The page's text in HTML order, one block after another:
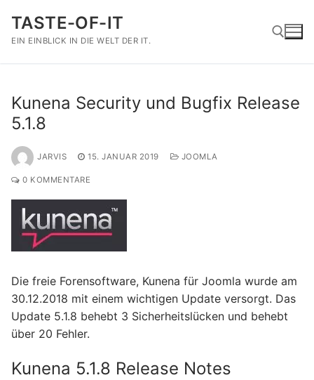
Inhalt
springen
TASTE-OF-IT
EIN EINBLICK IN DIE WELT DER IT.
Kunena Security und Bugfix Release
5.1.8
JARVIS 15. JANUAR 2019 JOOMLA
0 KOMMENTARE
Die freie Forensoftware, Kunena für Joomla wurde am
30.12.2018 mit einem wichtigen Update versorgt. Das
Update 5.1.8 behebt 3 Sicherheitslücken und behebt
über 20 Fehler.
Kunena 5.1.8 Release Notes